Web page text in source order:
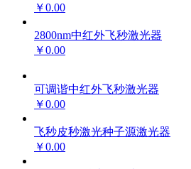
￥0.00
2800nm中红外飞秒激光器
￥0.00
可调谐中红外飞秒激光器
￥0.00
飞秒皮秒激光种子源激光器
￥0.00